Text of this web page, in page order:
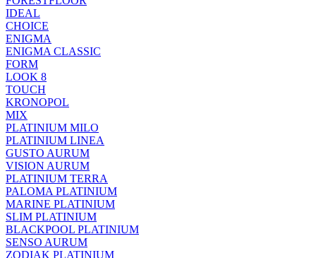
IDEAL
CHOICE
ENIGMA
ENIGMA CLASSIC
FORM
LOOK 8
TOUCH
KRONOPOL
MIX
PLATINIUM MILO
PLATINIUM LINEA
GUSTO AURUM
VISION AURUM
PLATINIUM TERRA
PALOMA PLATINIUM
MARINE PLATINIUM
SLIM PLATINIUM
BLACKPOOL PLATINIUM
SENSO AURUM
ZODIAK PLATINIUM